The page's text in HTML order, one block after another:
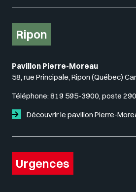
Ripon
Pavillon Pierre-Moreau
58, rue Principale, Ripon (Québec)
Téléphone: 819 595-3900, poste
Découvrir le pavillon Pierre-
Urgences